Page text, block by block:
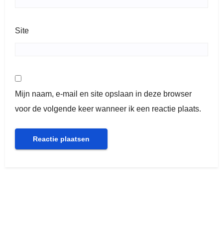
Site
Mijn naam, e-mail en site opslaan in deze browser
voor de volgende keer wanneer ik een reactie plaats.